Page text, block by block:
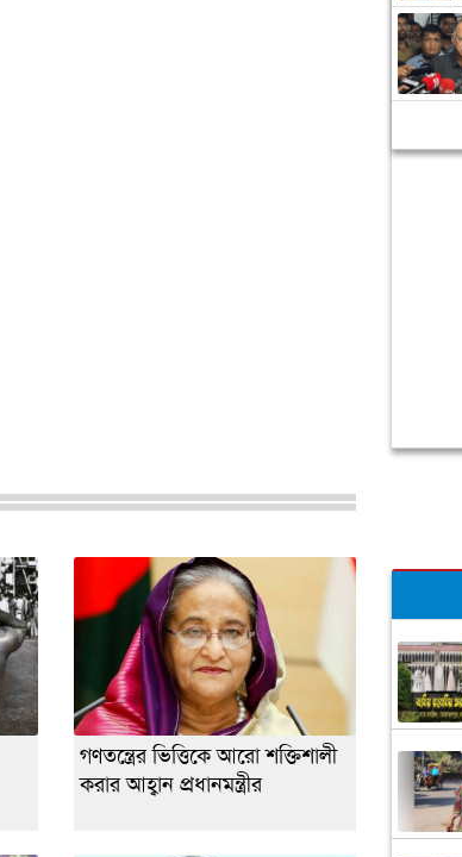
গণতন্ত্রের ভিত্তিকে আরো শক্তিশালী
করার আহ্বান প্রধানমন্ত্রীর